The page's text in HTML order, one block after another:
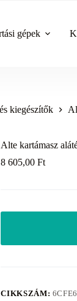
gépek
kiegészítők
Alte kartámasz
8 605,00Ft
CIKKSZÁM: